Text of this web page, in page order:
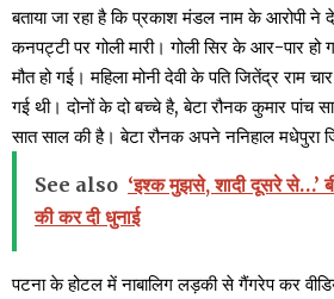
बताया जा रहा है कि प्रकाश मंडल नाम के आरोपी ने
कनपट्टी पर गोली मारी। गोली सिर के आर-पार हो
मौत हो गई। महिला मोनी देवी के पति जितेंद्र राम
गई थी। दोनों के दो बच्चे है, बेटा रौनक कुमार पांच
सात साल की है। बेटा रौनक अपने ननिहाल मधेपुरा
See also ‘इश्क मुझसे, शादी दूसरे से…’
की कर दी धुनाई
पटना के होटल में नाबालिग लड़की से गैंगरेप कर